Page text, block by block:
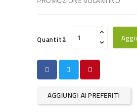
Quantità
AGGIUNGI AI PREFERITI